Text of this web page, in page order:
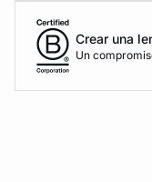
Crear una
Un